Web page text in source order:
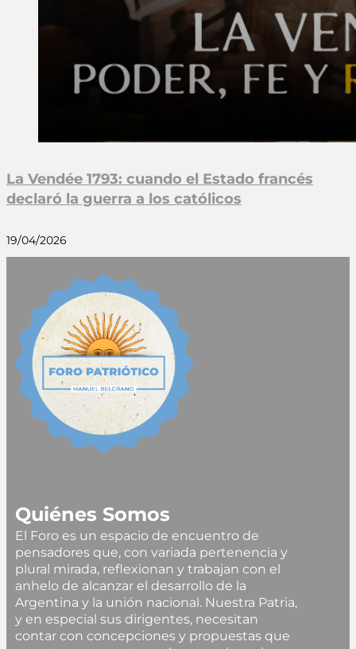
La Vendée 1793: cuando el Estado francés
declaró la guerra a los católicos
19/04/2026
Quiénes Somos
El Foro es un espacio de encuentro de
pensadores que, con variada pertenencia y
plural mirada, reflexionan y trabajan con el
anhelo de alcanzar el desarrollo de la
Argentina y la unión nacional. Nuestra Patria,
y en especial sus dirigentes, necesitan
contar con concepciones y propuestas que